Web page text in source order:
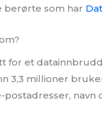
berørte som har
for et
3,3 millioner
navn